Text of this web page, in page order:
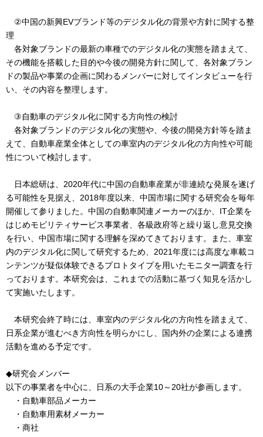
②中国の新興EVブランド等のデジタル化の背景や方針に関する整
理
各対象ブランドの最新の車種でのデジタル化の実態を踏まえて、
その機能を搭載した目的や今後の開発方針に関して、各対象ブラン
ドの製品や事業の企画に関わるメンバーに対してインタビューを行
い、その内容を整理します。
③自動車のデジタル化に関する方向性の検討
各対象ブランドのデジタル化の実態や、今後の開発方針等を踏ま
えて、自動車産業全体としての車室内のデジタル化の方向性や可能
性について検討します。
日本総研は、2020年代に中国の自動車産業が非連続な発展を遂げ
る可能性を見据え、2018年度以来、中国市場に関する研究会を毎年
開催して参りました。中国の自動車関連メーカーのほか、IT企業を
はじめモビリティサービス事業者、各級政府等と繰り返し意見交換
を行い、中国市場に関する理解を深めてきております。また、車室
内のデジタル化に関して研究するため、2021年度には高度な車載コ
ンテンツが疑似体験できるプロトタイプを用いたモニター調査を行
っております。本研究会は、これまでの活動に基づく知見を活かし
て実施いたします。
本研究会終了時には、車室内のデジタル化の方向性を踏まえて、
日系企業が進むべき方向性を明らかにし、国内外の企業による連携
活動を進める予定です。
◆研究会メンバー
以下の事業者を中心に、日系の大手企業10～20社が参画します。
・自動車部品メーカー
・自動車用素材メーカー
・商社